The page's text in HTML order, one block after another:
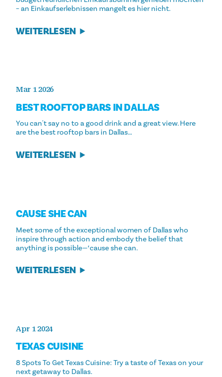
– an Einkaufserlebnissen mangelt es hier nicht.
WEITERLESEN
Mar 1 2026
BEST ROOFTOP BARS IN DALLAS
You can't say no to a good drink and a great view. Here
are the best rooftop bars in Dallas…
WEITERLESEN
CAUSE SHE CAN
Meet some of the exceptional women of Dallas who
inspire through action and embody the belief that
anything is possible—‘cause she can.
WEITERLESEN
Apr 1 2024
TEXAS CUISINE
8 Spots To Get Texas Cuisine: Try a taste of Texas on your
next getaway to Dallas.